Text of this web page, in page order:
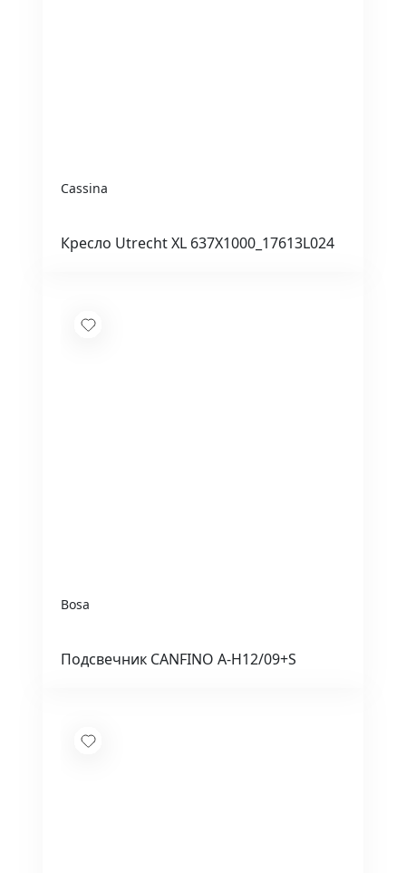
Cassina
Кресло Utrecht XL 637X1000_17613L024
Bosa
Подсвечник CANFINO A-H12/09+S